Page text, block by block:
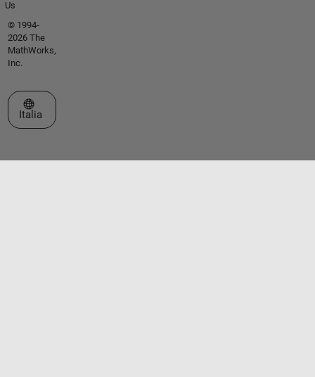
Us
© 1994-
2026 The
MathWorks,
Inc.
Seleziona un sito web
Italia